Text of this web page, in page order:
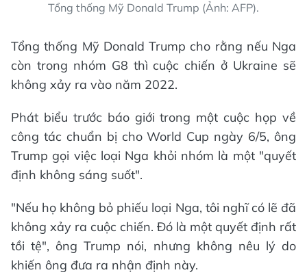
Tổng thống Mỹ Donald Trump (Ảnh: AFP).
Tổng thống Mỹ Donald Trump cho rằng nếu Nga
còn trong nhóm G8 thì cuộc chiến ở Ukraine sẽ
không xảy ra vào năm 2022.
Phát biểu trước báo giới trong một cuộc họp về
công tác chuẩn bị cho World Cup ngày 6/5, ông
Trump gọi việc loại Nga khỏi nhóm là một "quyết
định không sáng suốt".
"Nếu họ không bỏ phiếu loại Nga, tôi nghĩ có lẽ đã
không xảy ra cuộc chiến. Đó là một quyết định rất
tồi tệ", ông Trump nói, nhưng không nêu lý do
khiến ông đưa ra nhận định này.